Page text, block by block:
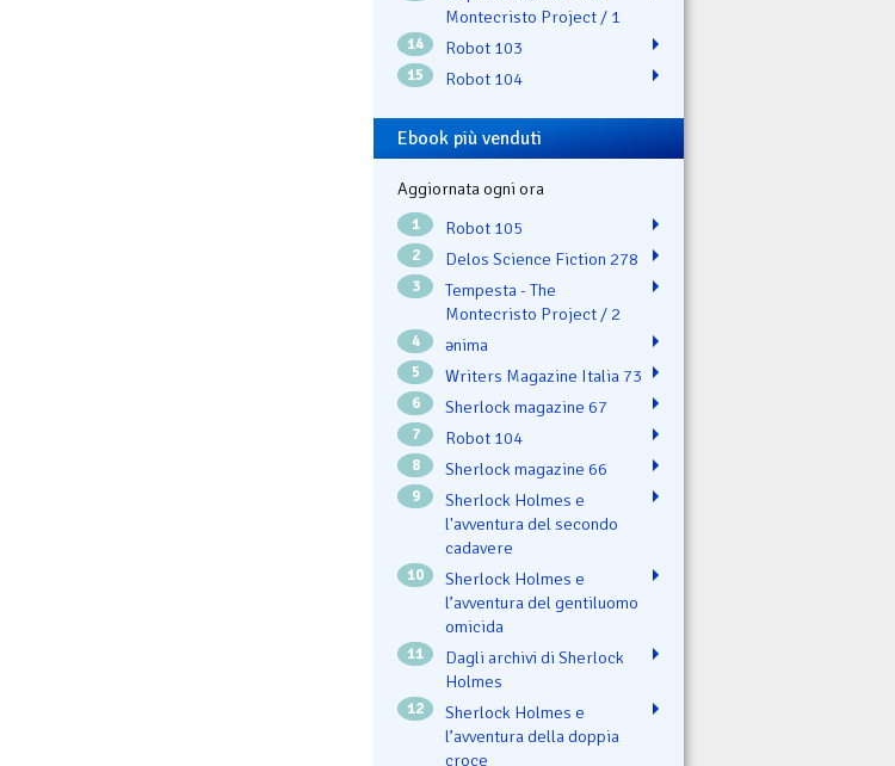
Montecristo Project / 1
14 Robot 103
15 Robot 104
Ebook più venduti
Aggiornata ogni ora
1 Robot 105
2 Delos Science Fiction 278
3
Tempesta - The
Montecristo Project / 2
4 ənima
5 Writers Magazine Italia 73
6 Sherlock magazine 67
7 Robot 104
8 Sherlock magazine 66
9
Sherlock Holmes e
l'avventura del secondo
cadavere
10
Sherlock Holmes e
l’avventura del gentiluomo
omicida
11
Dagli archivi di Sherlock
Holmes
12
Sherlock Holmes e
l’avventura della doppia
croce